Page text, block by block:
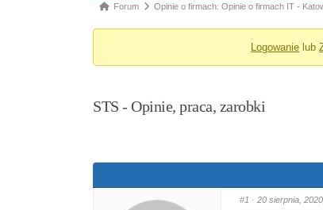
Ścieżka forum - jesteś tutaj:
Forum Opinie o firmach: Opinie o firmach IT -
Logowanie lub
STS - Opinie, praca, zarobki
#1 · 20 sierpnia,